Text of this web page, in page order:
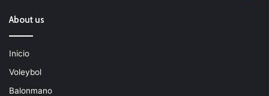
About us
Inicio
Voleybol
Balonmano